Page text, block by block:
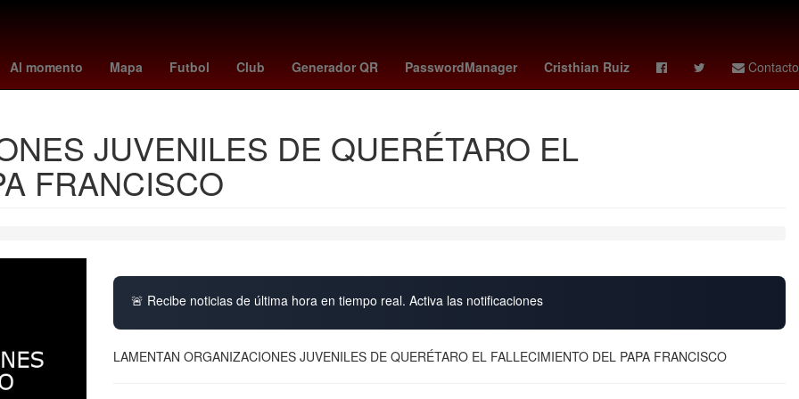
Al momento Mapa Futbol Club Generador QR PasswordManager Cristhian Ruiz Contacto
periodista celia gómez rico Presupuesto de Egresos de la Federación Nuevo Laredo tris clasico susan sarandon
JUVENILES DE QUERÉTARO EL
FRANCISCO
🚨 Recibe noticias de última hora en tiempo real. Activa las notificaciones
LAMENTAN ORGANIZACIONES JUVENILES DE QUERÉTARO EL FALLECIMIENTO DEL PAPA FRANCISCO